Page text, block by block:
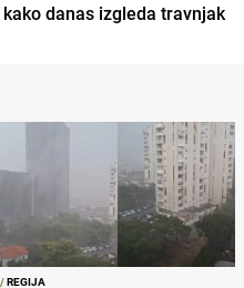
danas izgleda travnjak
/REGIJA